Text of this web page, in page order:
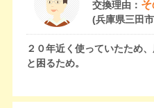
交換理由：
(兵庫県三田
２０年近く使っていたため
と困るため。